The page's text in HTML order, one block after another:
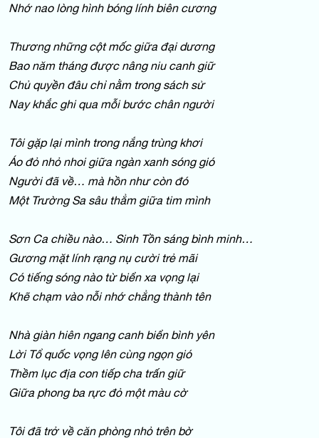
Nhớ nao lòng hình bóng lính biên cương
Thương những cột mốc giữa đại dương
Bao năm tháng được nâng niu canh giữ
Chủ quyền đâu chỉ nằm trong sách sử
Nay khắc ghi qua mỗi bước chân người
Tôi gặp lại mình trong nắng trùng khơi
Áo đỏ nhỏ nhoi giữa ngàn xanh sóng gió
Người đã về… mà hồn như còn đó
Một Trường Sa sâu thẳm giữa tim mình
Sơn Ca chiều nào… Sinh Tồn sáng bình minh…
Gương mặt lính rạng nụ cười trẻ mãi
Có tiếng sóng nào từ biển xa vọng lại
Khẽ chạm vào nỗi nhớ chẳng thành tên
Nhà giàn hiên ngang canh biển bình yên
Lời Tổ quốc vọng lên cùng ngọn gió
Thềm lục địa con tiếp cha trấn giữ
Giữa phong ba rực đỏ một màu cờ
Tôi đã trở về căn phòng nhỏ trên bờ